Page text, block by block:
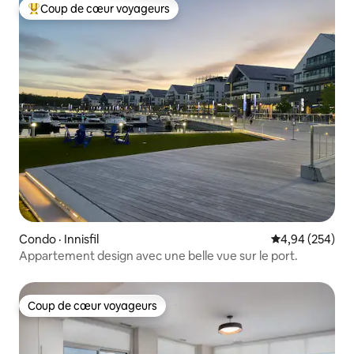
Coup de cœur voyageurs parmi les plus aimés
Coup de cœur voyageurs
Condo · Innisfil Note
4,94 (254)
Appartement design avec une belle vue sur le port.
Coup de cœur voyageurs
Coup de cœur voyageurs